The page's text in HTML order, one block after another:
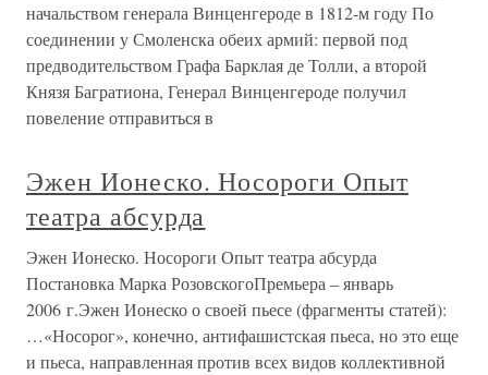
начальством генерала Винценгероде в 1812-м году По
соединении у Смоленска обеих армий: первой под
предводительством Графа Барклая де Толли, а второй
Князя Багратиона, Генерал Винценгероде получил
повеление отправиться в
Эжен Ионеско. Носороги Опыт
театра абсурда
Эжен Ионеско. Носороги Опыт театра абсурда
Постановка Марка РозовскогоПремьера – январь
2006 г.Эжен Ионеско о своей пьесе (фрагменты статей):
…«Носорог», конечно, антифашистская пьеса, но это еще
и пьеса, направленная против всех видов коллективной